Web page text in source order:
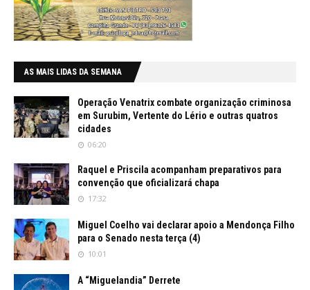
AS MAIS LIDAS DA SEMANA
Operação Venatrix combate organização criminosa
em Surubim, Vertente do Lério e outras quatros
cidades
06:20
Raquel e Priscila acompanham preparativos para
convenção que oficializará chapa
17:32
Miguel Coelho vai declarar apoio a Mendonça Filho
para o Senado nesta terça (4)
10:01
A “Miguelandia” Derrete